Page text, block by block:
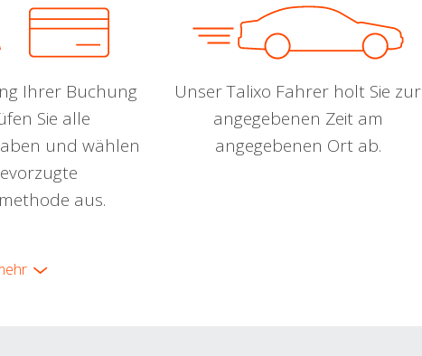
Ihrer Buchung
Sie alle
und wählen
aus.
Unser Talixo Fahrer holt Sie zur
angegebenen Zeit am
angegebenen Ort ab.